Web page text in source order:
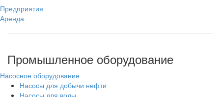
Предприятия
Аренда
Промышленное оборудование
Насосное оборудование
Насосы для добычи нефти
Насосы для воды